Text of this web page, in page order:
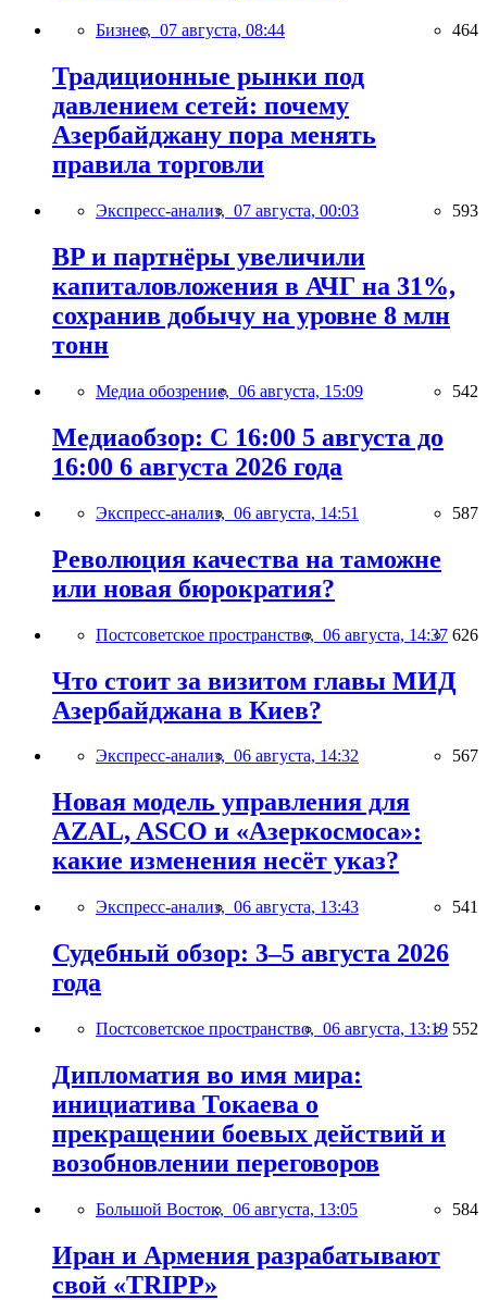
Бизнес, 07 августа, 08:44 464
Традиционные рынки под
давлением сетей: почему
Азербайджану пора менять
правила торговли
Экспресс-анализ, 07 августа, 00:03 593
BP и партнёры увеличили
капиталовложения в АЧГ на 31%,
сохранив добычу на уровне 8 млн
тонн
Медиа обозрение, 06 августа, 15:09 542
Медиаобзор: С 16:00 5 августа до
16:00 6 августа 2026 года
Экспресс-анализ, 06 августа, 14:51 587
Революция качества на таможне
или новая бюрократия?
Постсоветское пространство, 06 августа, 14:37 626
Что стоит за визитом главы МИД
Азербайджана в Киев?
Экспресс-анализ, 06 августа, 14:32 567
Новая модель управления для
AZAL, ASCO и «Азеркосмоса»:
какие изменения несёт указ?
Экспресс-анализ, 06 августа, 13:43 541
Судебный обзор: 3–5 августа 2026
года
Постсоветское пространство, 06 августа, 13:19 552
Дипломатия во имя мира:
инициатива Токаева о
прекращении боевых действий и
возобновлении переговоров
Большой Восток, 06 августа, 13:05 584
Иран и Армения разрабатывают
свой «TRIPP»